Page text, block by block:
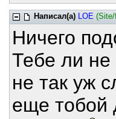
Написал(а) LOE
Ничего
Тебе ли не
не так уж
еще тобой